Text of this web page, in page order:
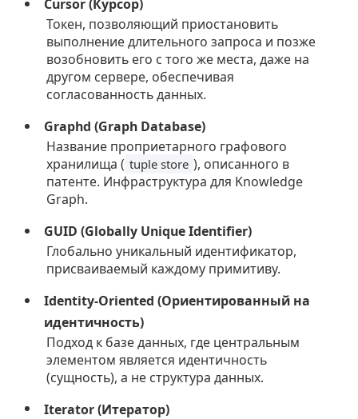
Cursor (Курсор)
Токен, позволяющий приостановить
выполнение длительного запроса и позже
возобновить его с того же места, даже на
другом сервере, обеспечивая
согласованность данных.
Graphd (Graph Database)
Название проприетарного графового
хранилища ( tuple store ), описанного в
патенте. Инфраструктура для Knowledge
Graph.
GUID (Globally Unique Identifier)
Глобально уникальный идентификатор,
присваиваемый каждому примитиву.
Identity-Oriented (Ориентированный на
идентичность)
Подход к базе данных, где центральным
элементом является идентичность
(сущность), а не структура данных.
Iterator (Итератор)